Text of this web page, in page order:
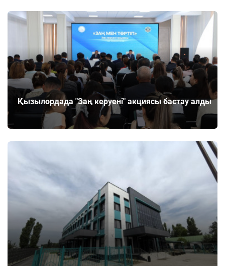
Қызылордада "Заң керуені" акциясы бастау алды